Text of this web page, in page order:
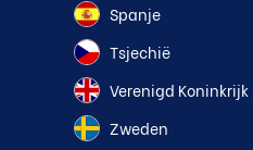
Spanje
Tsjechië
Verenigd Koninkrijk
Zweden